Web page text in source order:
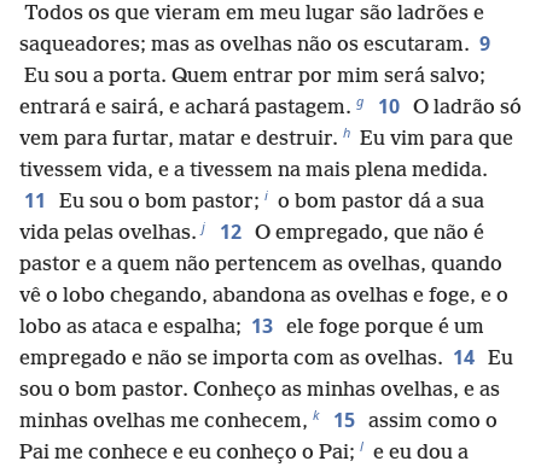
Todos os que vieram em meu lugar são ladrões e
saqueadores; mas as ovelhas não os escutaram. 9
Eu sou a porta. Quem entrar por mim será salvo;
entrará e sairá, e achará pastagem. g 10 O ladrão só
vem para furtar, matar e destruir. h Eu vim para que
tivessem vida, e a tivessem na mais plena medida.
11 Eu sou o bom pastor; i o bom pastor dá a sua
vida pelas ovelhas. j 12 O empregado, que não é
pastor e a quem não pertencem as ovelhas, quando
vê o lobo chegando, abandona as ovelhas e foge, e o
lobo as ataca e espalha; 13 ele foge porque é um
empregado e não se importa com as ovelhas. 14 Eu
sou o bom pastor. Conheço as minhas ovelhas, e as
minhas ovelhas me conhecem, k 15 assim como o
Pai me conhece e eu conheço o Pai; l e eu dou a